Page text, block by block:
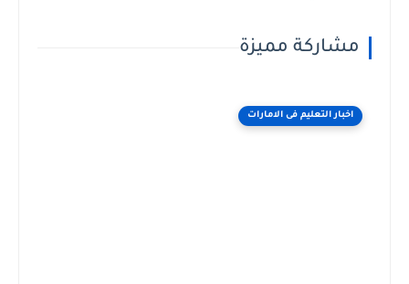
مشاركة مميزة
اخبار التعليم فى الامارات